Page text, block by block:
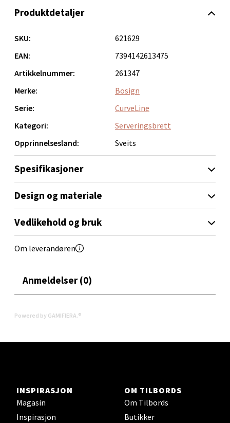
Putetrekket kan tas av og vaskes i maskin på 30 grader,
Produktdetaljer
SKU:
621629
EAN:
7394142613475
Artikkelnummer:
261347
Merke:
Bosign
Serie:
CurveLine
Kategori:
Serveringsbrett
Opprinnelsesland:
Sveits
Spesifikasjoner
Design og materiale
Vedlikehold og bruk
Om leverandøren
Anmeldelser (0)
Powered by GAMIFIERA.®
INSPIRASJON
Magasin
Inspirasjon
OM TILBORDS
Om Tilbords
Butikker
Laguneveien 1, 5239 Bergen
Kristiansand - Markens
Lillemarkens markensgate 25B, 4611 Kristiansand
Åpent i dag 09-18
0 i butikk
Oslo - Linderud
Erich Mogensøns vei 38, 0594 Oslo
Åpent i dag 10-21
Jupiterveien 2, 4340 Bryne
Åpent i dag 10-20